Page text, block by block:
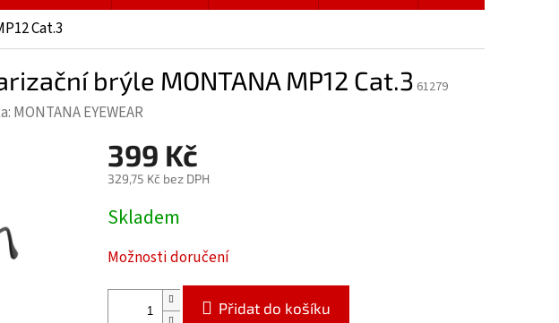
Cat.3
brýle MONTANA MP12 Cat.3 61279
MONTANA EYEWEAR
399 Kč
329,75 Kč bez DPH
Měrná
cena:
Skladem
Možnosti doručení
Přidat do košíku